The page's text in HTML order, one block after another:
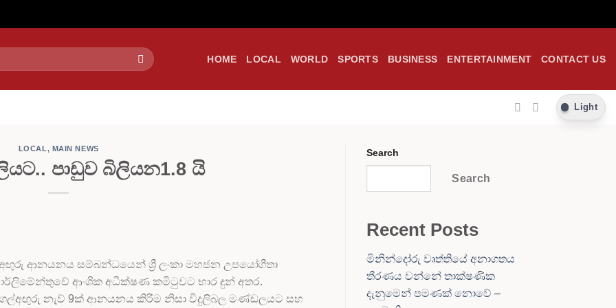
HOME LOCAL WORLD SPORTS BUSINESS ENTERTAINMENT CONTACT US
Light
LOCAL, MAIN NEWS
පාඩුව බිලියන1.8 යි
ආනයනය සම්බන්ධයෙන් ශ්‍රී ලංකා මහජන උපයෝගීතා
ආංශික අධීක්ෂණ කමිටුවට භාර දුන් අතර.
ගල්අඟුරු නැව් 9ක් ආනයනය කිරීම නිසා විදුලිබල මණ්ඩලයට සහ
Search
Search
Recent Posts
මිනින්දෝරු වෘත්තියේ අනාගතය
තීරණය වන්නේ තාක්ෂණික
දැනුමෙන් පමණක් නොවේ –